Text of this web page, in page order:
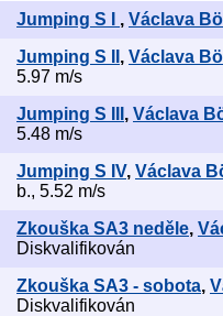
Jumping S I , Václava
Jumping S II , Václava
5.97 m/s
Jumping S III , Václava
5.48 m/s
Jumping S IV, Václava
b., 5.52 m/s
Zkouška SA3 neděle,
Diskvalifikován
Zkouška SA3 - sobota,
Diskvalifikován